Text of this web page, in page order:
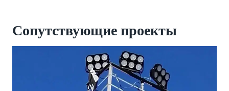
Сопутствующие проекты